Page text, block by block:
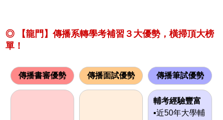
◎ 【龍門】傳播系轉學考補習３大優勢，橫掃頂大榜
單！
傳播書審優勢 傳播面試優勢 傳播筆試優勢
輔考經驗豐富
▪近50年大學輔